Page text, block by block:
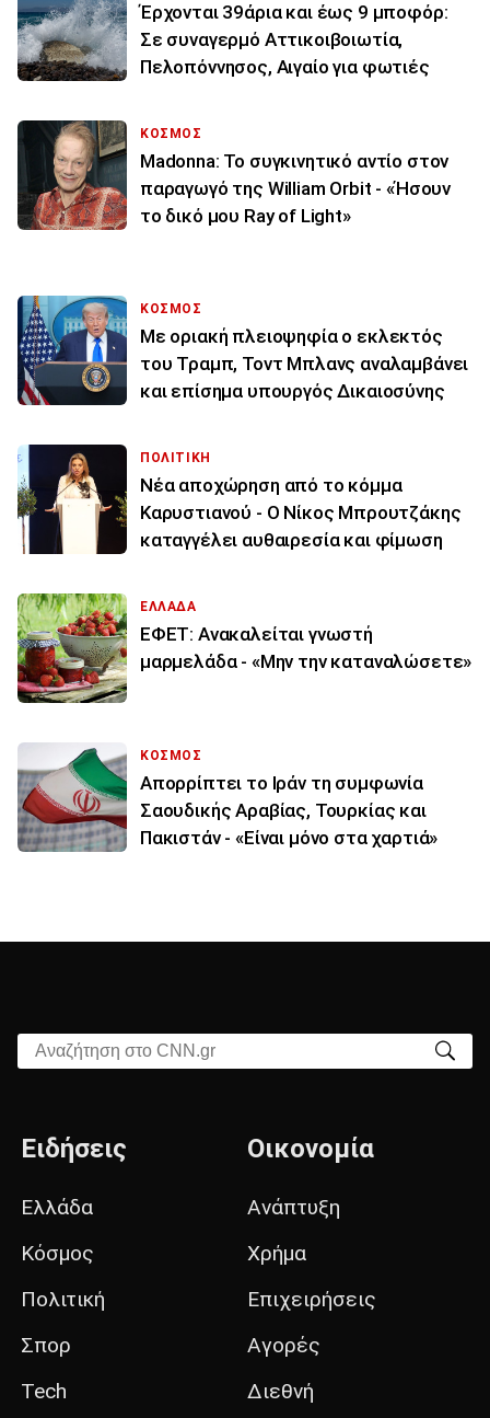
Έρχονται 39άρια και έως 9 μποφόρ:
Σε συναγερμό Αττικοιβοιωτία,
Πελοπόννησος, Αιγαίο για φωτιές
ΚΟΣΜΟΣ
Madonna: Το συγκινητικό αντίο στον
παραγωγό της William Orbit - «Ήσουν
το δικό μου Ray of Light»
ΚΟΣΜΟΣ
Με οριακή πλειοψηφία ο εκλεκτός
του Τραμπ, Τοντ Μπλανς αναλαμβάνει
και επίσημα υπουργός Δικαιοσύνης
ΠΟΛΙΤΙΚΗ
Νέα αποχώρηση από το κόμμα
Καρυστιανού - Ο Νίκος Μπρουτζάκης
καταγγέλει αυθαιρεσία και φίμωση
ΕΛΛΑΔΑ
ΕΦΕΤ: Ανακαλείται γνωστή
μαρμελάδα - «Μην την καταναλώσετε»
ΚΟΣΜΟΣ
Απορρίπτει το Ιράν τη συμφωνία
Σαουδικής Αραβίας, Τουρκίας και
Πακιστάν - «Είναι μόνο στα χαρτιά»
Αναζήτηση στο CNN.gr
Ειδήσεις
Ελλάδα
Κόσμος
Πολιτική
Σπορ
Tech
Οικονομία
Ανάπτυξη
Χρήμα
Επιχειρήσεις
Αγορές
Διεθνή